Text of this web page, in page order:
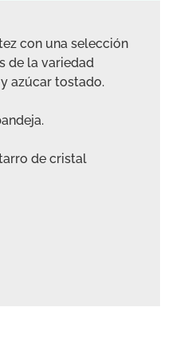
con una selección
de la variedad
azúcar tostado.
de cristal